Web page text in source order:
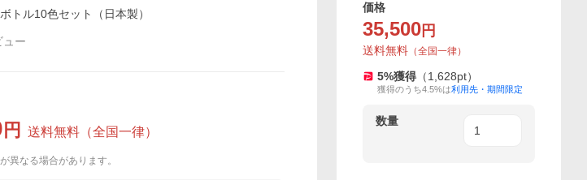
トル10色セット（日本製）
ュー
円 送料無料 （全国一律）
異なる場合があります。
価格
35,500 円
送料無料 （全国一律）
5%獲得 （1,628pt）
獲得のうち4.5%は利用先・期間限定
数量